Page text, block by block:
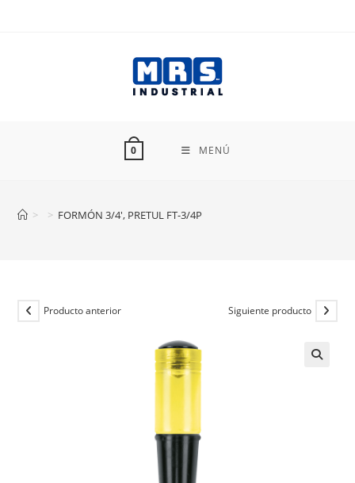
0 MENÚ
> > FORMÓN 3/4′, PRETUL FT-3/4P
Producto anterior Siguiente producto